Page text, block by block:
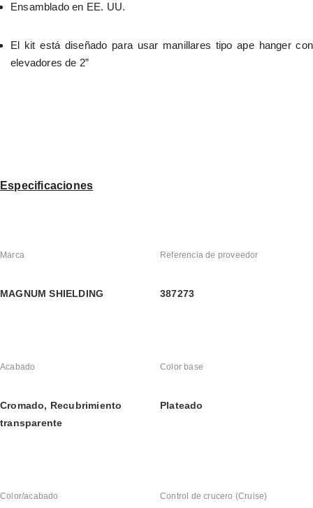
Ensamblado en EE. UU.
El kit está diseñado para usar manillares tipo ape hanger con
elevadores de 2”
Especificaciones
Marca
MAGNUM SHIELDING
Referencia de proveedor
387273
Acabado
Cromado, Recubrimiento
transparente
Color base
Plateado
Color/acabado Control de crucero (Cruise)